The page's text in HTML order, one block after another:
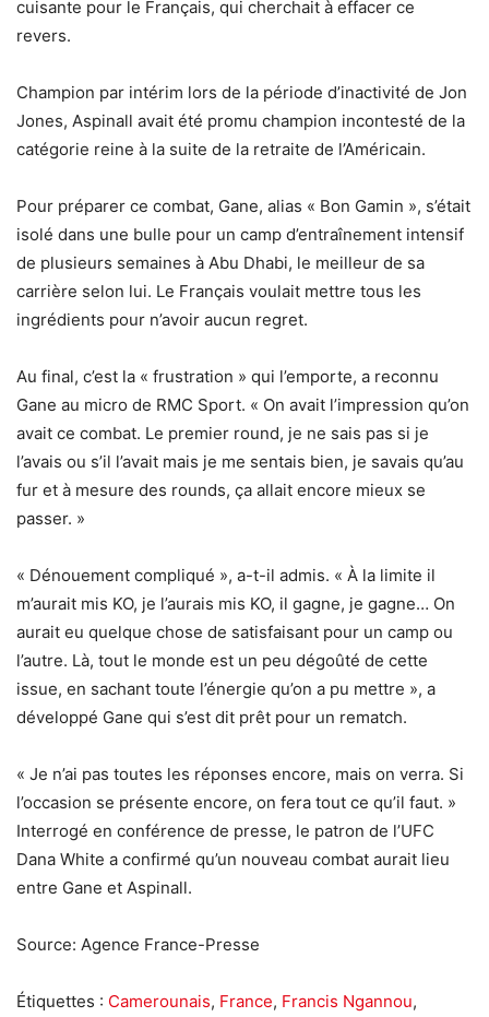
cuisante pour le Français, qui cherchait à effacer ce
revers.
Champion par intérim lors de la période d’inactivité de Jon
Jones, Aspinall avait été promu champion incontesté de la
catégorie reine à la suite de la retraite de l’Américain.
Pour préparer ce combat, Gane, alias « Bon Gamin », s’était
isolé dans une bulle pour un camp d’entraînement intensif
de plusieurs semaines à Abu Dhabi, le meilleur de sa
carrière selon lui. Le Français voulait mettre tous les
ingrédients pour n’avoir aucun regret.
Au final, c’est la « frustration » qui l’emporte, a reconnu
Gane au micro de RMC Sport. « On avait l’impression qu’on
avait ce combat. Le premier round, je ne sais pas si je
l’avais ou s’il l’avait mais je me sentais bien, je savais qu’au
fur et à mesure des rounds, ça allait encore mieux se
passer. »
« Dénouement compliqué », a-t-il admis. « À la limite il
m’aurait mis KO, je l’aurais mis KO, il gagne, je gagne… On
aurait eu quelque chose de satisfaisant pour un camp ou
l’autre. Là, tout le monde est un peu dégoûté de cette
issue, en sachant toute l’énergie qu’on a pu mettre », a
développé Gane qui s’est dit prêt pour un rematch.
« Je n’ai pas toutes les réponses encore, mais on verra. Si
l’occasion se présente encore, on fera tout ce qu’il faut. »
Interrogé en conférence de presse, le patron de l’UFC
Dana White a confirmé qu’un nouveau combat aurait lieu
entre Gane et Aspinall.
Source: Agence France-Presse
Étiquettes : Camerounais, France, Francis Ngannou,